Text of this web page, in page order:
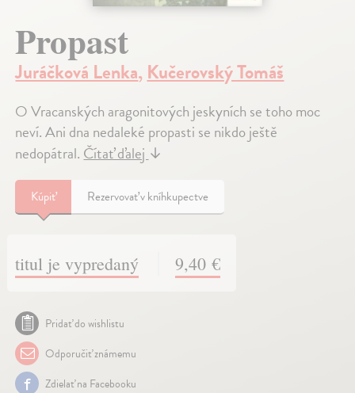
Propast
Juráčková Lenka,Kučerovský Tomáš
O Vracanských aragonitových jeskyních se toho moc
neví. Ani dna nedaleké propasti se nikdo ještě
nedopátral.Čítať ďalej↓
Kúpiť Rezervovať v kníhkupectve
titul je vypredaný 9,40 €
Pridať do wishlistu
Odporučiť známemu
Zdielať na Facebooku